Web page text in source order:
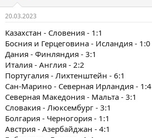
20.03.2023
Казахстан - Словения - 1:1
Босния и Герцеговина - Исландия - 1:0
Дания - Финляндия - 3:1
Италия - Англия - 2:2
Португалия - Лихтенштейн - 6:1
Сан-Марино - Северная Ирландия - 1:4
Северная Македония - Мальта - 3:1
Словакия - Люксембург - 3:1
Болгария - Черногория - 1:1
Австрия - Азербайджан - 4:1